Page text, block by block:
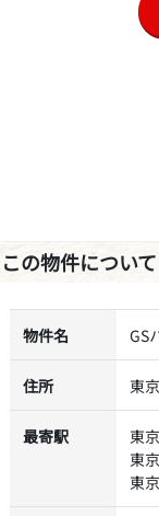
この物件について
物件名 GS
住所 東
最寄駅
東
東
東